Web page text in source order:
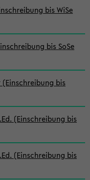
bis WiSe
bis SoSe
bis
(Einschreibung bis
(Einschreibung bis